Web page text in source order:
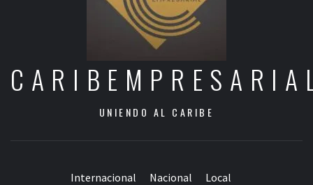
UNIENDO AL CARIBE
Internacional Nacional Local